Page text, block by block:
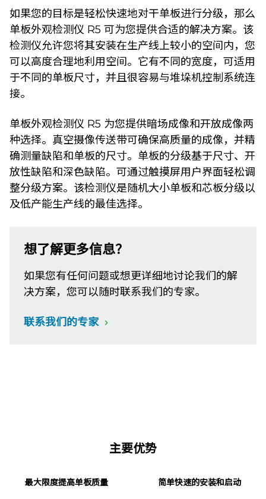
如果您的目标是轻松快速地对干单板进行分级，那么
单板外观检测仪 R5 可为您提供合适的解决方案。该
检测仪允许您将其安装在生产线上较小的空间内，您
可以高度合理地利用空间。它有不同的宽度，可适用
于不同的单板尺寸，并且很容易与堆垛机控制系统连
接。
单板外观检测仪 R5 为您提供暗场成像和开放成像两
种选择。真空摄像传送带可确保高质量的成像，并精
确测量缺陷和单板的尺寸。单板的分级基于尺寸、开
放性缺陷和深色缺陷。可通过触摸屏用户界面轻松调
整分级方案。该检测仪是随机大小单板和芯板分级以
及低产能生产线的最佳选择。
想了解更多信息？
如果您有任何问题或想更详细地讨论我们的解
决方案，您可以随时联系我们的专家。
联系我们的专家
主要优势
最大限度提高单板质量 简单快速的安装和启动